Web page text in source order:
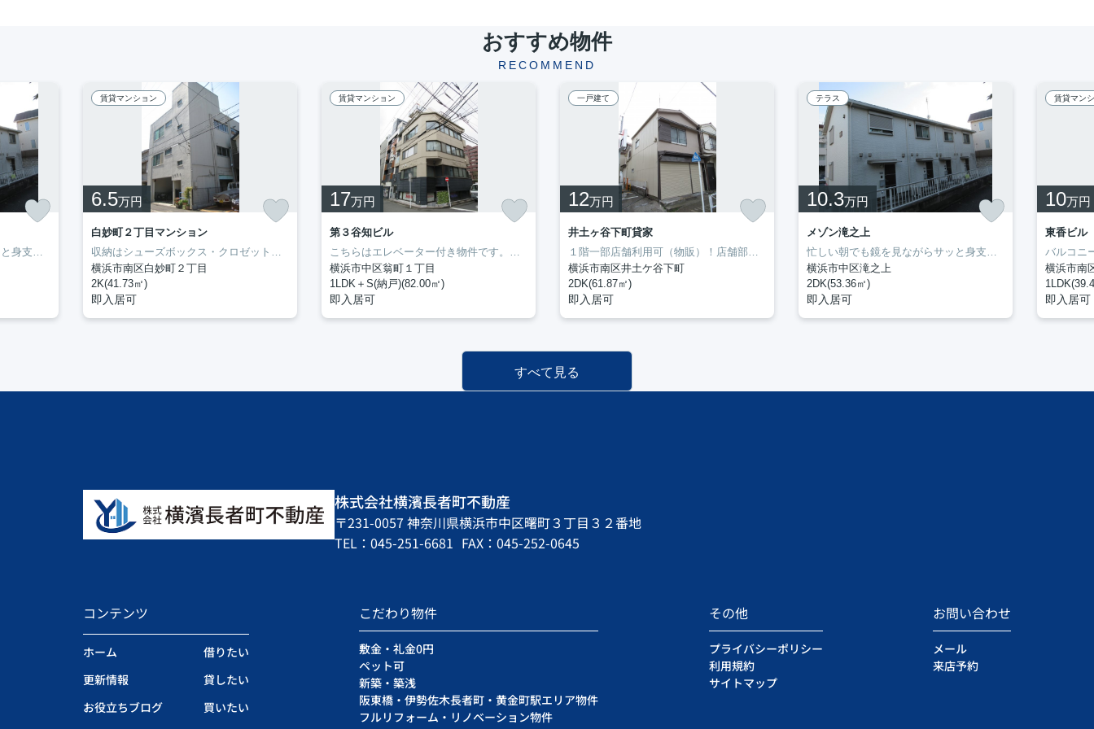
おすすめ物件
RECOMMEND
忙しい朝でも鏡を見ながらサッと身支度を整えることができる独立洗面台を備えております。収納はクロゼット・シューズボックスなどが備え付けられているので、衣類や日用品の収納に重宝します。ぜひ一度見ていただきたい、「メゾン滝之上」です。新しい暮らしをお考えの方はどんな住まいをお求めですか。ぜひ当社にお客様のご希望をお聞かせ下さい。当スタッフが住まい探しを誠心誠意お手伝いさせていただきます。
賃貸マンション
6.5万円
白妙町２丁目マンション
収納はシューズボックス・クロゼットなどが備え付けられているので、衣類や日用品の収納に重宝します。室内設備は追い焚き・エアコンなど充実した設備を備え付けています。新生活を失敗せず、スタートさせたいならこちらの「白妙町2丁目マンション」はいかがでしょうか。生活する上でもっとも大切な住環境。横浜市南区エリアやブルーライン阪東橋付近であなたのライフスタイルに合ったお部屋をご紹介致します。
横浜市南区白妙町２丁目
2K(41.73㎡)
即入居可
賃貸マンション
17万円
第３谷知ビル
こちらはエレベーター付き物件です。専有面積も余裕の82㎡。モニターで来訪者を確認して、インターホンを通じて室内から会話することができます。室内設備はエアコン・バストイレ別など大変充実しております。ぜひ一度見ていただきたい、「第3谷知ビル」です。京浜東北線関内近くでなら、交通面で不自由のない暮らしができるでしょう。まずは横濱長者町不動産にお問い合わせください。
横浜市中区翁町１丁目
1LDK＋S(納戸)(82.00㎡)
即入居可
一戸建て
12万円
井土ヶ谷下町貸家
１階一部店舗利用可（物販）！店舗部分倉庫としても利用できます！トイレが2ヶ所あります。二人暮らしをするかたにオススメなのが2DKの物件です。室内設備は全居室フロアタイル・シャッター・バストイレ別などが揃っているので、快適に過ごしやすいお部屋になります。当社イチオシの物件の「井土ヶ谷下町貸家」。ぜひ一度ご覧ください。見学の際は、一度045-251-6681までご連絡下さいませ。
横浜市南区井土ケ谷下町
2DK(61.87㎡)
即入居可
テラス
10.3万円
メゾン滝之上
忙しい朝でも鏡を見ながらサッと身支度を整えることができる独立洗面台を備えております。収納はクロゼット・シューズボックスなどが備え付けられているので、衣類や日用品の収納に重宝します。ぜひ一度見ていただきたい、「メゾン滝之上」です。新しい暮らしをお考えの方はどんな住まいをお求めですか。ぜひ当社にお客様のご希望をお聞かせ下さい。当スタッフが住まい探しを誠心誠意お手伝いさせていただきます。
横浜市中区滝之上
2DK(53.36㎡)
即入居可
賃貸マン
10万円
東香ビル
横浜市南
即入居可
すべて見る
株式会社横濱長者町不動産
〒231-0057 神奈川県横浜市中区曙町３丁目３２番地
TEL：045-251-6681 FAX：045-252-0645
コンテンツ
ホーム
借りたい
更新情報
貸したい
お役立ちブログ
買いたい
こだわり物件
敷金・礼金0円
ペット可
新築・築浅
阪東橋・伊勢佐木長者町・黄金町駅エリア物件
フルリフォーム・リノベーション物件
その他
プライバシーポリシー
利用規約
サイトマップ
お問い合わせ
メール
来店予約